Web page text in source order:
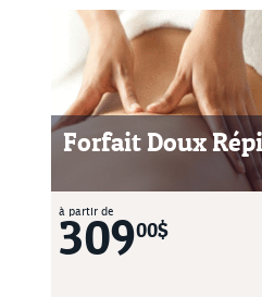
Forfait Doux
à partir de
30900$